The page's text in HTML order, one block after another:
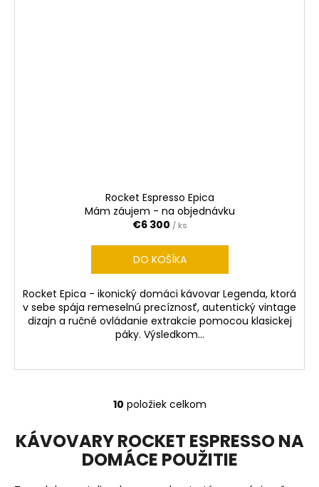
Rocket Espresso Epica
Mám záujem - na objednávku
€6 300 / ks
DO KOŠÍKA
Rocket Epica - ikonický domáci kávovar Legenda, ktorá
v sebe spája remeselnú precíznosť, autentický vintage
dizajn a ručné ovládanie extrakcie pomocou klasickej
páky. Výsledkom...
O
l
á
10 položiek celkom
KÁVOVARY ROCKET ESPRESSO NA
DOMÁCE POUŽITIE